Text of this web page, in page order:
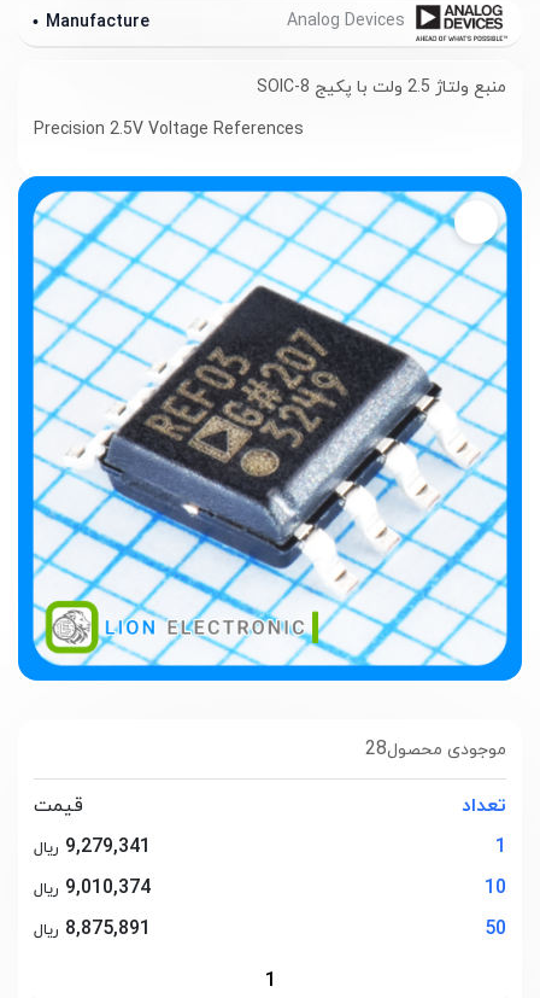
28موجودی محصول
تعداد
قیمت
1
9,279,341 ریال
10
9,010,374 ریال
50
8,875,891 ریال
Manufacture
منبع ولتاژ 2.5 ولت با پکیج SOIC-8
Precision 2.5V Voltage References